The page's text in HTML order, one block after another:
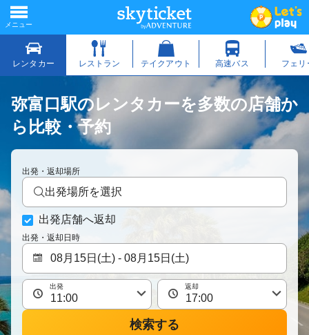
弥富口駅のレンタカーを多数の店舗か
ら比較・予約
出発・返却場所
出発場所を選択
出発店舗へ返却
出発・返却日時
出発 返却
検索する